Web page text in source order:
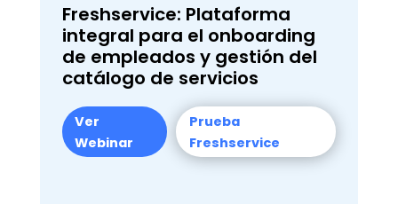
Freshservice: Plataforma
integral para el onboarding
de empleados y gestión del
catálogo de servicios
Ver
Webinar
Prueba
Freshservice